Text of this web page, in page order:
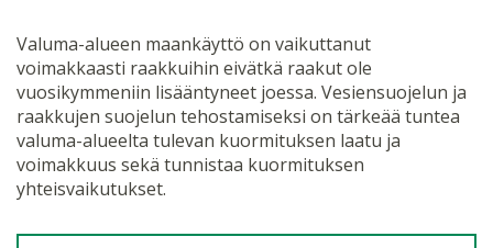
Valuma-alueen maankäyttö on vaikuttanut
voimakkaasti raakkuihin eivätkä raakut ole
vuosikymmeniin lisääntyneet joessa. Vesiensuojelun ja
raakkujen suojelun tehostamiseksi on tärkeää tuntea
valuma-alueelta tulevan kuormituksen laatu ja
voimakkuus sekä tunnistaa kuormituksen
yhteisvaikutukset.